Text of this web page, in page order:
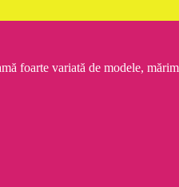
foarte variată de modele,